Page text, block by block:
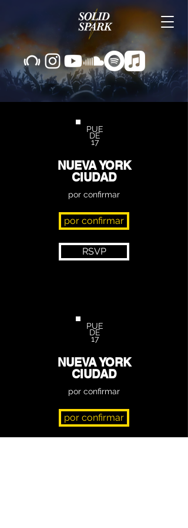
PUE
DE
17
NUEVA YORK
CIUDAD
por confirmar
por confirmar
RSVP
PUE
DE
17
NUEVA YORK
CIUDAD
por confirmar
por confirmar